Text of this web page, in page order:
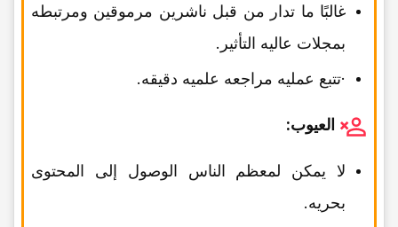
غالبًا ما تدار من قبل ناشرین مرموقین ومرتبطه
بمجلات عالیه التأثیر.
·تتبع عملیه مراجعه علمیه دقیقه.
العیوب:
لا یمکن لمعظم الناس الوصول إلى المحتوى
بحریه.